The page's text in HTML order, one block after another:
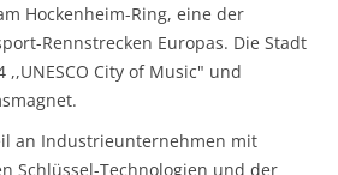
Hockenheim-Ring, eine der
Rennstrecken Europas. Die Stadt
City of Music" und
an Industrieunternehmen mit
Schlüssel-Technologien und der